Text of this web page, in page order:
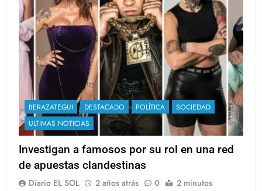
BERAZATEGUI DESTACADO POLÍTICA
SOCIEDAD
ULTIMAS NOTICIAS
Investigan a famosos por su rol en una red
de apuestas clandestinas
Diario EL SOL 2 años atrás 0 2 minutos